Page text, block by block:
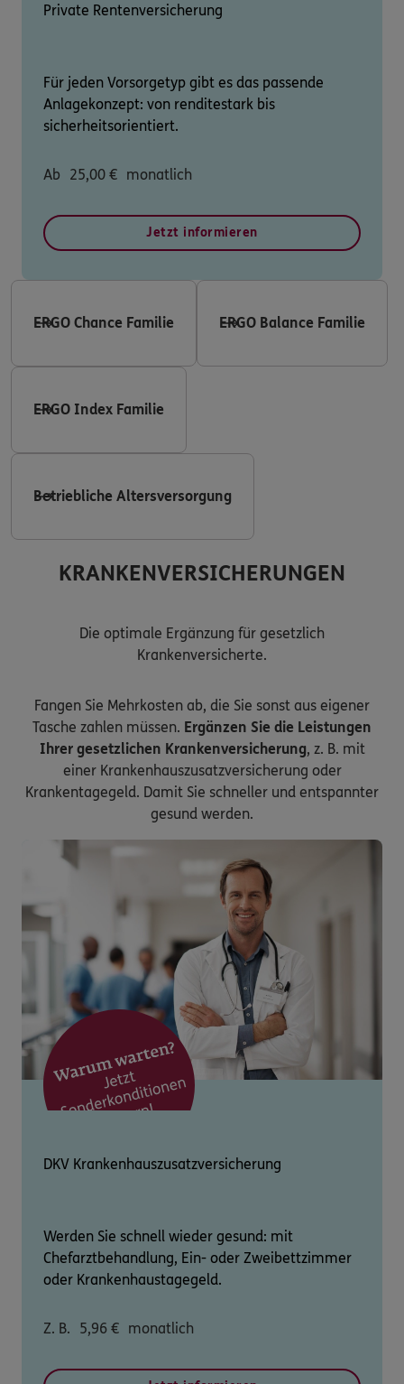
Private Rentenversicherung
Für jeden Vorsorgetyp gibt es das passende
Anlagekonzept: von renditestark bis
sicherheitsorientiert.
Ab 25,00 € monatlich
Jetzt informieren
ERGO Chance Familie ERGO Balance Familie
ERGO Index Familie
Betriebliche Altersversorgung
KRANKENVERSICHERUNGEN
Die optimale Ergänzung für gesetzlich
Krankenversicherte.
Fangen Sie Mehrkosten ab, die Sie sonst aus eigener
Tasche zahlen müssen. Ergänzen Sie die Leistungen
Ihrer gesetzlichen Krankenversicherung, z. B. mit
einer Krankenhauszusatzversicherung oder
Krankentagegeld. Damit Sie schneller und entspannter
gesund werden.
DKV Krankenhauszusatzversicherung
Werden Sie schnell wieder gesund: mit
Chefarztbehandlung, Ein- oder Zweibettzimmer
oder Krankenhaustagegeld.
Z. B. 5,96 € monatlich